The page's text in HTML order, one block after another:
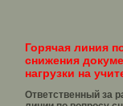
Горячая линия
снижения
нагрузки на
Ответственный за